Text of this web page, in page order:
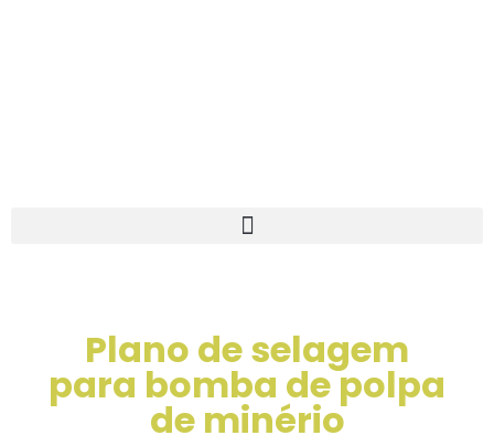
Plano de selagem
para bomba de polpa
de minério